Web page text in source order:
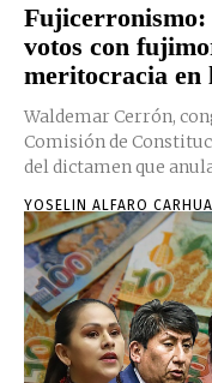
Fujicerronismo:
votos con
meritocracia en
Waldemar Cerrón,
Comisión de
del dictamen que
YOSELIN ALFARO